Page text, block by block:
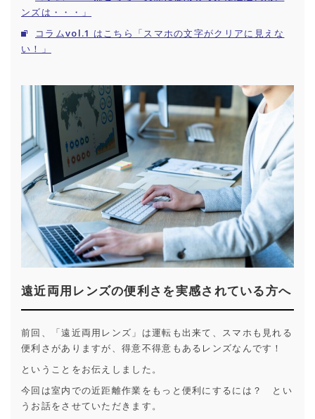
ンズは・・・」
コラムvol.1 はこちら「スマホの文字がクリアに見えな
い！」
遠近両用レンズの便利さを実感されている方へ
前回、「遠近両用レンズ」は運転も出来て、スマホも見れる
便利さがありますが、得意不得意もあるレンズなんです！
ということをお伝えしました。
今回は室内での近距離作業をもっと便利にするには？ とい
うお話をさせていただきます。